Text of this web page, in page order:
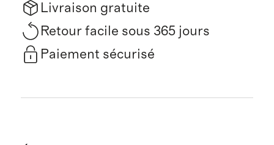
Livraison gratuite
Retour facile sous 365 jours
Paiement sécurisé